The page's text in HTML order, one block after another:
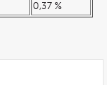
0,37 %